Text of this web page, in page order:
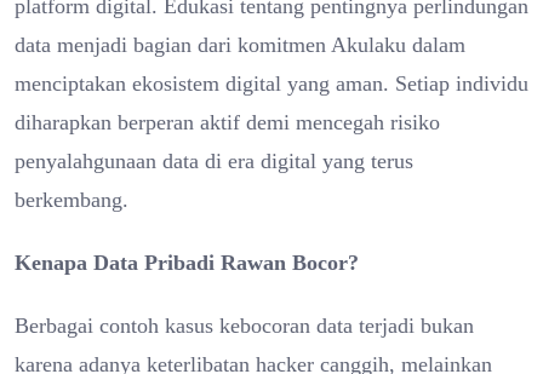
platform digital. Edukasi tentang pentingnya perlindungan
data menjadi bagian dari komitmen Akulaku dalam
menciptakan ekosistem digital yang aman. Setiap individu
diharapkan berperan aktif demi mencegah risiko
penyalahgunaan data di era digital yang terus
berkembang.
Kenapa Data Pribadi Rawan Bocor?
Berbagai contoh kasus kebocoran data terjadi bukan
karena adanya keterlibatan hacker canggih, melainkan